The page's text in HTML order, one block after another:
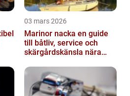
03 mars 2026
Marinor nacka en guide
till båtliv, service och
skärgårdskänsla nära